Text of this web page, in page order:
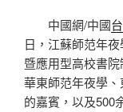
中國網/中國
日，江蘇師范年
暨應用型高校書
華東師范年夜學
的嘉賓，以及500